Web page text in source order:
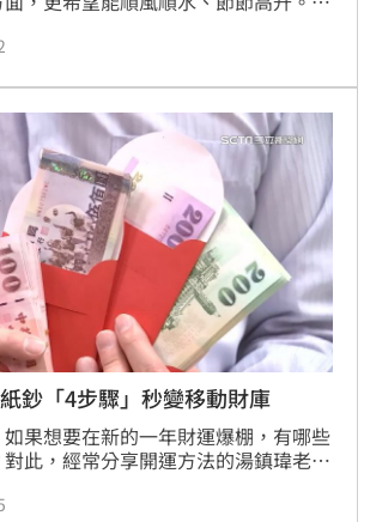
「火力全開」，事業有望強勢翻紅、
鈔「4步驟」秒變移動財庫
果想要在新的一年財運爆棚，有哪些
此，經常分享開運方法的湯鎮瑋老師
新年透過五行的力量，讓財富生生不